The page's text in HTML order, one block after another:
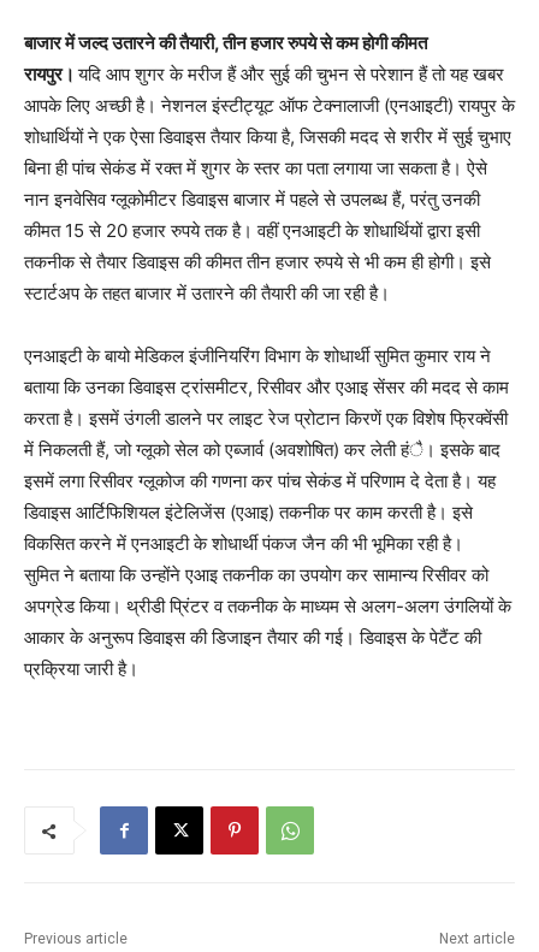
बाजार में जल्द उतारने की तैयारी, तीन हजार रुपये से कम होगी कीमत
रायपुर।यदि आप शुगर के मरीज हैं और सुई की चुभन से परेशान हैं तो यह खबर
आपके लिए अच्छी है। नेशनल इंस्टीट्यूट ऑफ टेक्नालाजी (एनआइटी) रायपुर के
शोधार्थियों ने एक ऐसा डिवाइस तैयार किया है, जिसकी मदद से शरीर में सुई चुभाए
बिना ही पांच सेकंड में रक्त में शुगर के स्तर का पता लगाया जा सकता है। ऐसे
नान इनवेसिव ग्लूकोमीटर डिवाइस बाजार में पहले से उपलब्ध हैं, परंतु उनकी
कीमत 15 से 20 हजार रुपये तक है। वहीं एनआइटी के शोधार्थियों द्वारा इसी
तकनीक से तैयार डिवाइस की कीमत तीन हजार रुपये से भी कम ही होगी। इसे
स्टार्टअप के तहत बाजार में उतारने की तैयारी की जा रही है।
एनआइटी के बायो मेडिकल इंजीनियरिंग विभाग के शोधार्थी सुमित कुमार राय ने
बताया कि उनका डिवाइस ट्रांसमीटर, रिसीवर और एआइ सेंसर की मदद से काम
करता है। इसमें उंगली डालने पर लाइट रेज प्रोटान किरणें एक विशेष फ्रिक्वेंसी
में निकलती हैं, जो ग्लूको सेल को एब्जार्व (अवशोषित) कर लेती हंै। इसके बाद
इसमें लगा रिसीवर ग्लूकोज की गणना कर पांच सेकंड में परिणाम दे देता है। यह
डिवाइस आर्टिफिशियल इंटेलिजेंस (एआइ) तकनीक पर काम करती है। इसे
विकसित करने में एनआइटी के शोधार्थी पंकज जैन की भी भूमिका रही है।
सुमित ने बताया कि उन्होंने एआइ तकनीक का उपयोग कर सामान्य रिसीवर को
अपग्रेड किया। थ्रीडी प्रिंटर व तकनीक के माध्यम से अलग-अलग उंगलियों के
आकार के अनुरूप डिवाइस की डिजाइन तैयार की गई। डिवाइस के पेटैंट की
प्रक्रिया जारी है।
Previous article Next article